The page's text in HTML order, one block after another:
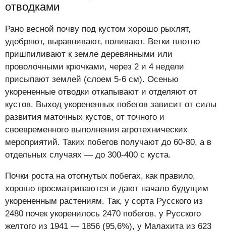
отводками
Рано весной почву под кустом хорошо рыхлят,
удобряют, выравнивают, поливают. Ветки плотно
пришпиливают к земле деревянными или
проволочными крючками, через 2 и 4 недели
присыпают землей (слоем 5-6 см). Осенью
укорененные отводки откапывают и отделяют от
кустов. Выход укорененных побегов зависит от силы
развития маточных кустов, от точного и
своевременного выполнения агротехнических
мероприятий. Таких побегов получают до 60-80, а в
отдельных случаях — до 300-400 с куста.
Почки роста на отогнутых побегах, как правило,
хорошо просматриваются и дают начало будущим
укорененным растениям. Так, у сорта Русского из
2480 почек укоренилось 2470 побегов, у Русского
желтого из 1941 — 1856 (95,6%), у Малахита из 623